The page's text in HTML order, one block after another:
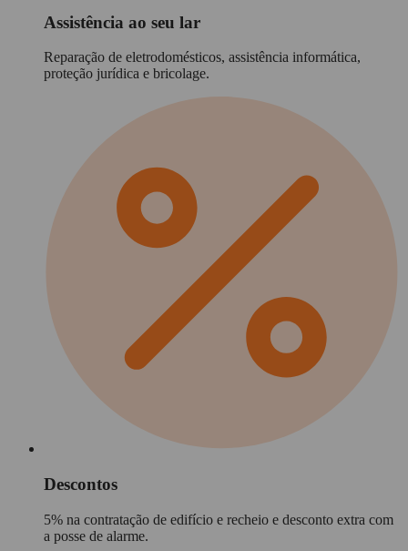
Assistência ao seu lar
Reparação de eletrodomésticos, assistência informática,
proteção jurídica e bricolage.
Descontos
5% na contratação de edifício e recheio e desconto extra com
a posse de alarme.